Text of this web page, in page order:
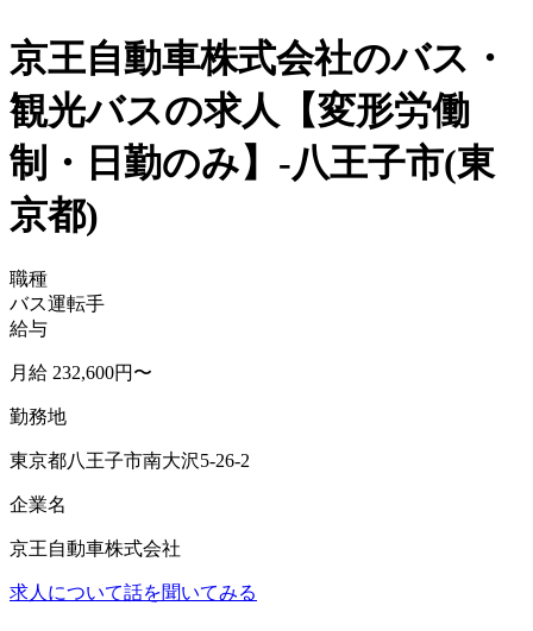
京王自動車株式会社のバス・
観光バスの求人【変形労働
制・日勤のみ】-八王子市(東
京都)
職種
バス運転手
給与
月給 232,600円〜
勤務地
東京都八王子市南大沢5-26-2
企業名
京王自動車株式会社
求人について話を聞いてみる